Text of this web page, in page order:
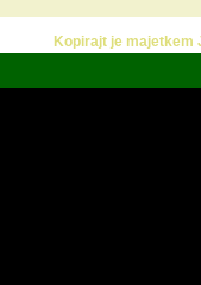
Kopirajt je